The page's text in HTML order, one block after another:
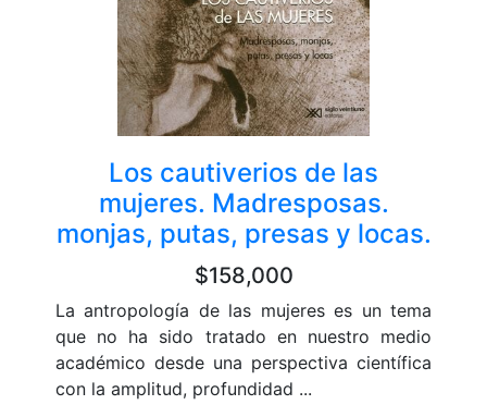
Los cautiverios de las
mujeres. Madresposas.
monjas, putas, presas y locas.
$158,000
La antropología de las mujeres es un tema
que no ha sido tratado en nuestro medio
académico desde una perspectiva científica
con la amplitud, profundidad ...